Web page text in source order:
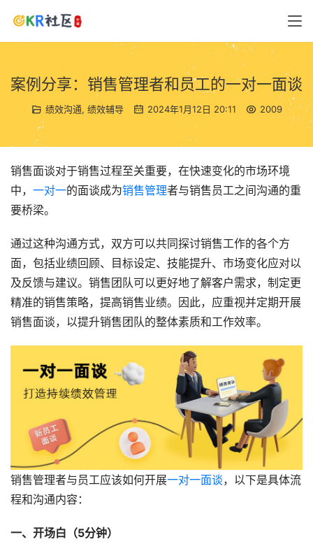
案例分享：销售管理者和员工的一对一面谈
绩效沟通, 绩效辅导 2024年1月12日 20:11 2009
销售面谈对于销售过程至关重要，在快速变化的市场环境
中， 一对一的面谈成为销售管理者与销售员工之间沟通的重
要桥梁。
通过这种沟通方式，双方可以共同探讨销售工作的各个方
面，包括业绩回顾、目标设定、技能提升、市场变化应对以
及反馈与建议。销售团队可以更好地了解客户需求，制定更
精准的销售策略，提高销售业绩。因此，应重视并定期开展
销售面谈，以提升销售团队的整体素质和工作效率。
销售管理者与员工应该如何开展一对一面谈，以下是具体流
程和沟通内容：
一、开场白（5分钟）